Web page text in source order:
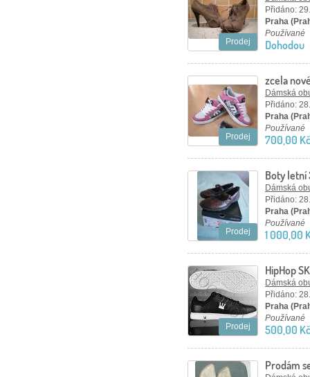
Prodej
Přidáno:
Praha
Používané
Dohodou
Prodej
zcela
Dámská
Přidáno:
Praha
Používané
700,00 Kč
Prodej
Boty letní
Dámská
Přidáno:
Praha
Používané
1 000,00
Prodej
HipHop
Tribeca
Dámská
Přidáno:
Praha
Používané
500,00 Kč
Prodám